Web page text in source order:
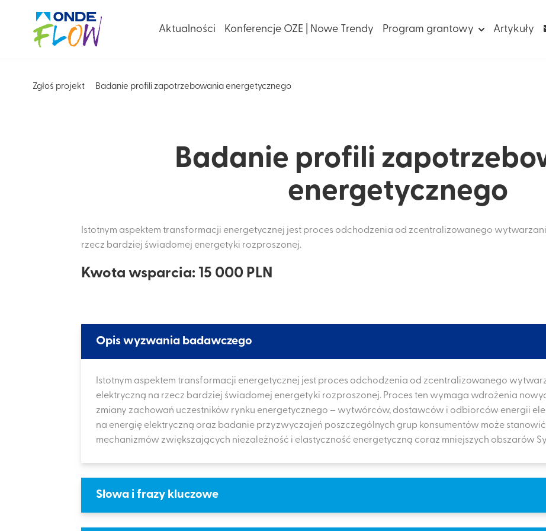
Aktualności Konferencje OZE | Nowe Trendy Program grantowy Artykuły
Zgłoś projekt Badanie profili zapotrzebowania energetycznego
Badanie profili
energetycznego
Istotnym aspektem transformacji energetycznej jest proces odchodzenia od zcentralizowanego
rzecz bardziej świadomej energetyki rozproszonej.
Kwota wsparcia: 15 000 PLN
Opis wyzwania badawczego
Istotnym aspektem transformacji energetycznej jest proces odchodzenia od zcentralizowanego
elektryczną na rzecz bardziej świadomej energetyki rozproszonej. Proces ten wymaga wdrożenia
zmiany zachowań uczestników rynku energetycznego – wytwórców, dostawców i odbiorców energii
na energię elektryczną oraz badanie przyzwyczajeń poszczególnych grup konsumentów może
mechanizmów zwiększających niezależność i elastyczność energetyczną coraz mniejszych obszarów
Słowa i frazy kluczowe